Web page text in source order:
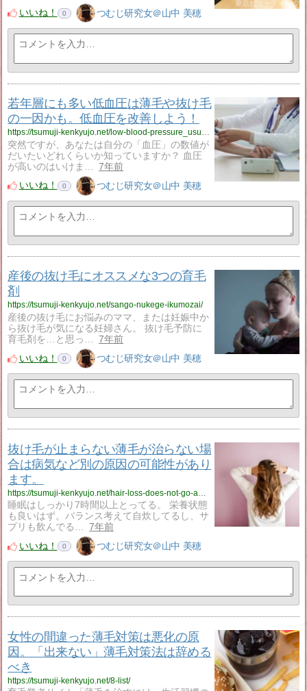
いいね！
0 つむじ研究女＠山中 美穂
若年層にも多い低血圧は薄毛や抜け毛
の一因かも。低血圧を改善しよう！
https://tsumuji-kenkyujo.net/low-blood-pressure_usuge/
突然ですが、あなたは自分の「血圧」の数値が
だいたいどれくらいか知っていますか？ 血圧
が高いのはいけま…
7年前
いいね！
0 つむじ研究女＠山中 美穂
産後の抜け毛にオススメな3つの育毛
剤
https://tsumuji-kenkyujo.net/sango-nukege-ikumozai/
産後の抜け毛にお悩みのママ、または妊娠中か
ら抜け毛が気になる妊婦さん。 抜け毛予防に
育毛剤を…と思っ…
7年前
いいね！
0 つむじ研究女＠山中 美穂
抜け毛が止まらない薄毛が治らない場
合は病気など別の原因の可能性があり
ます。
睡眠はしっかり7時間以上とってる。 栄養状態
も良いはず。バランス考えて自炊してるし、サ
プリも飲んでる…
7年前
いいね！
0 つむじ研究女＠山中 美穂
女性の間違った薄毛対策は悪化の原
因。「出来ない」薄毛対策法は辞める
べき
https://tsumuji-kenkyujo.net/8-list/